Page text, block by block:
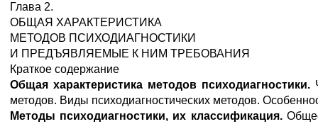
Глава 2.
ОБЩАЯ ХАРАКТЕРИСТИКА
МЕТОДОВ ПСИХОДИАГНОСТИКИ
И ПРЕДЪЯВЛЯЕМЫЕ К НИМ ТРЕБОВАНИЯ
Краткое содержание
Общая характеристика методов психодиагностики.
методов. Виды психодиагностических методов.
Методы психодиагностики, их классификация.